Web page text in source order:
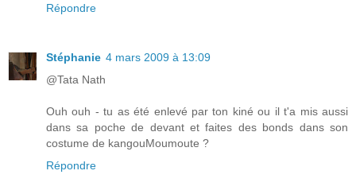
Répondre
Stéphanie 4 mars 2009 à 13:09
@Tata Nath
Ouh ouh - tu as été enlevé par ton kiné ou il t'a mis aussi
dans sa poche de devant et faites des bonds dans son
costume de kangouMoumoute ?
Répondre